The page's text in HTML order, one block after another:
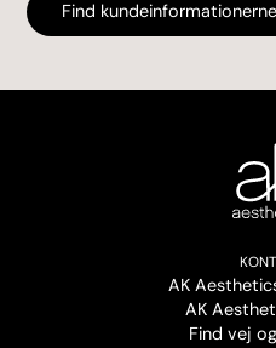
Find
AK
AK
Find vej